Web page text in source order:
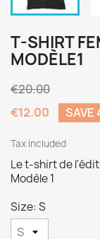
T-SHIRT
MODÈLE1
€20.00
€12.00
SAVE
Tax included
Le t-shirt de
Modèle 1
Size: S